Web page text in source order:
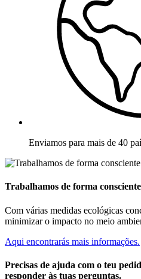
Enviamos para mais de 40
Trabalhamos de forma
Com várias medidas ecológicas
minimizar o impacto no meio
Aqui encontrarás mais informações.
Precisas de ajuda com o teu
responder às tuas perguntas.